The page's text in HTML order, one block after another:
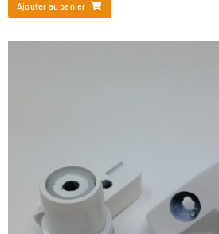
Ajouter au panier